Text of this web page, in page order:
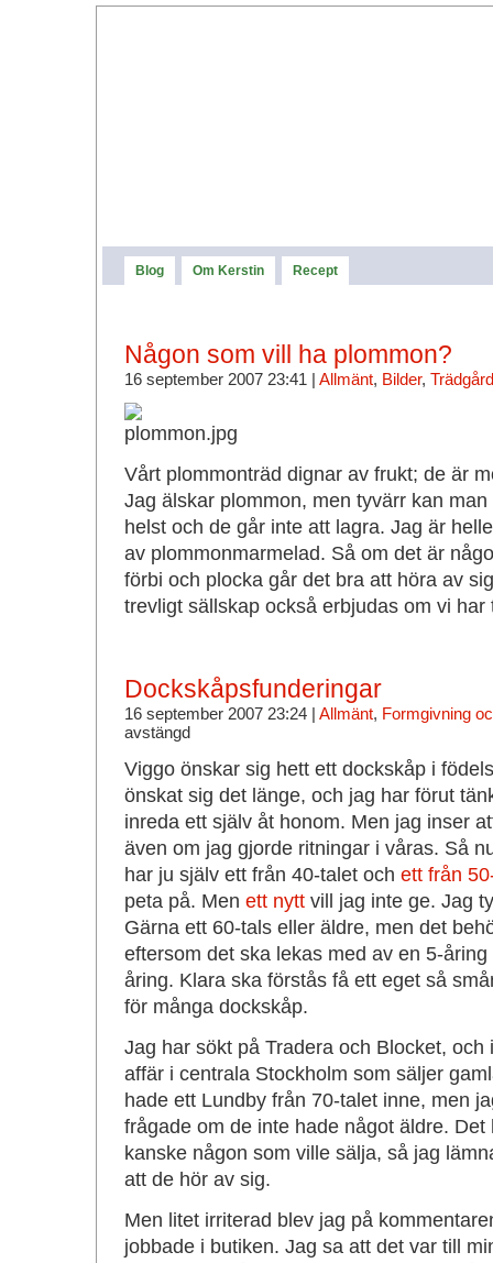
Blog Om Kerstin Recept
Någon som vill ha plommon?
16 september 2007 23:41 | Allmänt, Bilder, Trädgård
Vårt plommonträd dignar av frukt; de är
Jag älskar plommon, men tyvärr kan
helst och de går inte att lagra. Jag är
av plommonmarmelad. Så om det är
förbi och plocka går det bra att höra av
trevligt sällskap också erbjudas om vi har
Dockskåpsfunderingar
16 september 2007 23:24 | Allmänt, Formgivning
avstängd
Viggo önskar sig hett ett dockskåp i
önskat sig det länge, och jag har förut
inreda ett själv åt honom. Men jag inser
även om jag gjorde ritningar i våras. Så
har ju själv ett från 40-talet och ett från
peta på. Men ett nyttvill jag inte ge. Jag
Gärna ett 60-tals eller äldre, men det
eftersom det ska lekas med av en 5-
åring. Klara ska förstås få ett eget så
för många dockskåp.
Jag har sökt på Tradera och Blocket, och
affär i centrala Stockholm som säljer
hade ett Lundby från 70-talet inne, men
frågade om de inte hade något äldre.
kanske någon som ville sälja, så jag
att de hör av sig.
Men litet irriterad blev jag på
jobbade i butiken. Jag sa att det var till